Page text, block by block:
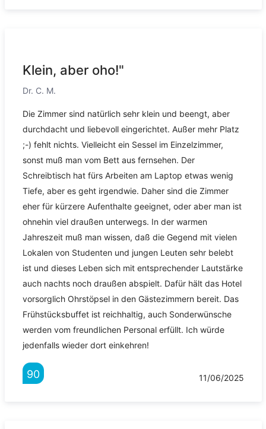
Klein, aber oho!"
Dr. C. M.
Die Zimmer sind natürlich sehr klein und beengt, aber
durchdacht und liebevoll eingerichtet. Außer mehr Platz
;-) fehlt nichts. Vielleicht ein Sessel im Einzelzimmer,
sonst muß man vom Bett aus fernsehen. Der
Schreibtisch hat fürs Arbeiten am Laptop etwas wenig
Tiefe, aber es geht irgendwie. Daher sind die Zimmer
eher für kürzere Aufenthalte geeignet, oder aber man ist
ohnehin viel draußen unterwegs. In der warmen
Jahreszeit muß man wissen, daß die Gegend mit vielen
Lokalen von Studenten und jungen Leuten sehr belebt
ist und dieses Leben sich mit entsprechender Lautstärke
auch nachts noch draußen abspielt. Dafür hält das Hotel
vorsorglich Ohrstöpsel in den Gästezimmern bereit. Das
Frühstücksbuffet ist reichhaltig, auch Sonderwünsche
werden vom freundlichen Personal erfüllt. Ich würde
jedenfalls wieder dort einkehren!
90 11/06/2025